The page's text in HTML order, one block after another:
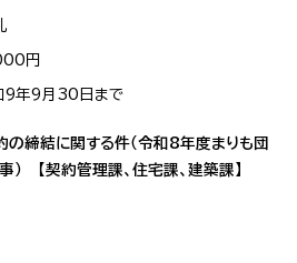
円
9年9月30日まで
締結に関する件（令和8年度まりも団
【契約管理課、住宅課、建築課】